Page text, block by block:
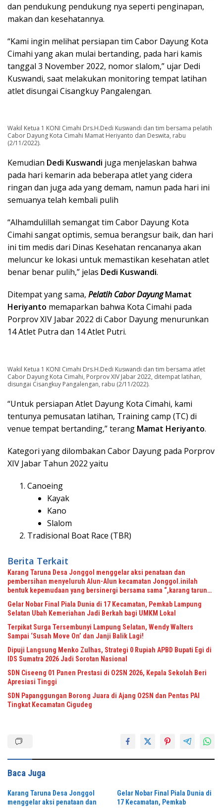
dan pendukung pendukung nya seperti penginapan,
makan dan kesehatannya.
“Kami ingin melihat persiapan tim Cabor Dayung Kota
Cimahi yang akan mulai bertanding, pada hari kamis
tanggal 3 November 2022, nomor slalom,” ujar Dedi
Kuswandi, saat melakukan monitoring tempat latihan
atlet disungai Cisangkuy Pangalengan.
Wakil Ketua 1 KONI Cimahi Drs.H.Dedi Kuswandi dan tim bersama pelatih
Cabor Dayung Kota Cimahi Mamat Heriyanto dan Deswita, rabu
(2/11/2022).
Kemudian Dedi Kuswandi juga menjelaskan bahwa
pada hari kemarin ada beberapa atlet yang cidera
ringan dan juga ada yang demam, namun pada hari ini
semuanya telah kembali pulih
“Alhamdulillah semangat tim Cabor Dayung Kota
Cimahi sangat optimis, semua berangsur baik, dan hari
ini tim medis dari Dinas Kesehatan rencananya akan
meluncur ke lokasi untuk memastikan kesehatan atlet
benar benar pulih,” jelas Dedi Kuswandi.
Ditempat yang sama, Pelatih Cabor Dayung Mamat
Heriyanto memaparkan bahwa Kota Cimahi pada
Porprov XIV Jabar 2022 di Cabor Dayung menurunkan
14 Atlet Putra dan 14 Atlet Putri.
Wakil Ketua 1 KONI Cimahi Drs.H.Dedi Kuswandi dan tim bersama atlet
Cabor Dayung Kota Cimahi, Porprov XIV Jabar 2022, ditempat latihan,
disungai Cisangkuy Pangalengan, rabu (2/11/2022).
“Untuk persiapan Atlet Dayung Kota Cimahi, kami
tentunya pemusatan latihan, Training camp (TC) di
venue tempat bertanding,” terang Mamat Heriyanto.
Kategori yang dilombakan Cabor Dayung pada Porprov
XIV Jabar Tahun 2022 yaitu
Canoeing
Kayak
Kano
Slalom
Tradisional Boat Race (TBR)
Berita Terkait
Karang Taruna Desa Jonggol menggelar aksi penataan dan
pembersihan menyeluruh Alun-Alun kecamatan Jonggol.inilah
bentuk kepemudaan yang bersinergi bersama sama “,karang taruna
Gelar Nobar Final Piala Dunia di 17 Kecamatan, Pemkab Lampung
Selatan Ubah Kemeriahan Jadi Berkah bagi UMKM Lokal
Terpikat Surga Tersembunyi Lampung Selatan, Wendy Walters
Sampai ‘Susah Move On’ dan Janji Balik Lagi!
Dipuji Langsung Menko Zulhas, Strategi 0 Rupiah APBD Bupati Egi di
IDS Sumatra 2026 Jadi Sorotan Nasional
SDN Ciseeng 01 Panen Prestasi di O2SN 2026, Kepala Sekolah Beri
Apresiasi Tinggi
SDN Papanggungan Borong Juara di Ajang O2SN dan Pentas PAI
Tingkat Kecamatan Cigudeg
Baca Juga
Karang Taruna Desa Jonggol
menggelar aksi penataan dan
Gelar Nobar Final Piala Dunia di
17 Kecamatan, Pemkab